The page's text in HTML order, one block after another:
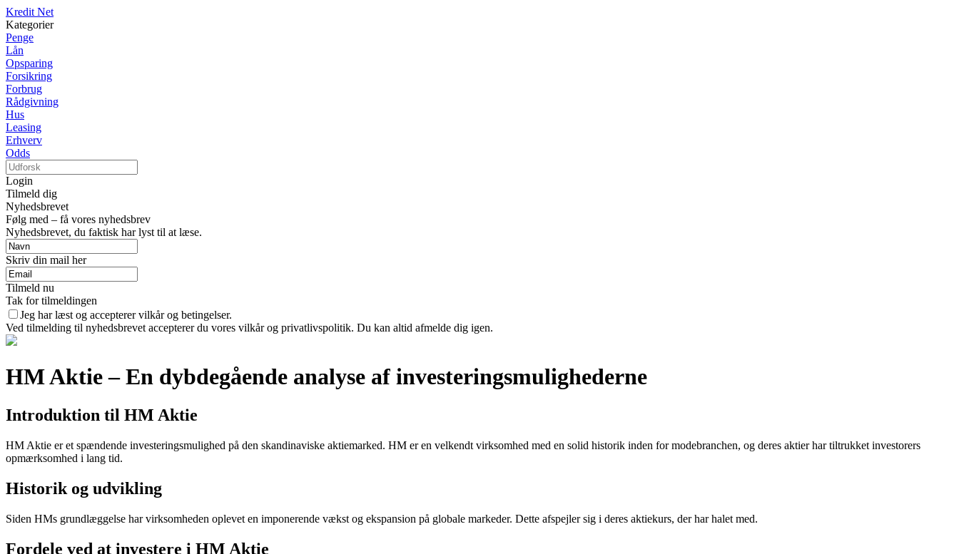
Kredit Net
Kategorier
Penge
Lån
Opsparing
Forsikring
Forbrug
Rådgivning
Hus
Leasing
Erhverv
Odds
Login
Tilmeld dig
Nyhedsbrevet
Følg med – få vores nyhedsbrev
Nyhedsbrevet, du faktisk har lyst til at læse.
Skriv din mail her
Tilmeld nu
Tak for tilmeldingen
Jeg har læst og accepterer vilkår og betingelser.
Ved tilmelding til nyhedsbrevet accepterer du vores vilkår og privatlivspolitik. Du kan altid afmelde dig igen.
HM Aktie – En dybdegående analyse af investeringsmulighederne
Introduktion til HM Aktie
HM Aktie er et spændende investeringsmulighed på den skandinaviske aktiemarked. HM er en velkendt virksomhed med en solid historik inden for modebranchen, og deres aktier har tiltrukket investorers
opmærksomhed i lang tid.
Historik og udvikling
Siden HMs grundlæggelse har virksomheden oplevet en imponerende vækst og ekspansion på globale markeder. Dette afspejler sig i deres aktiekurs, der har halet med.
Fordele ved at investere i HM Aktie